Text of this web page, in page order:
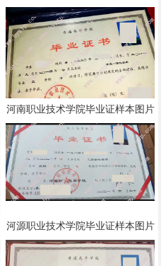
河南职业技术学院毕业证样本图片
河源职业技术学院毕业证样本图片